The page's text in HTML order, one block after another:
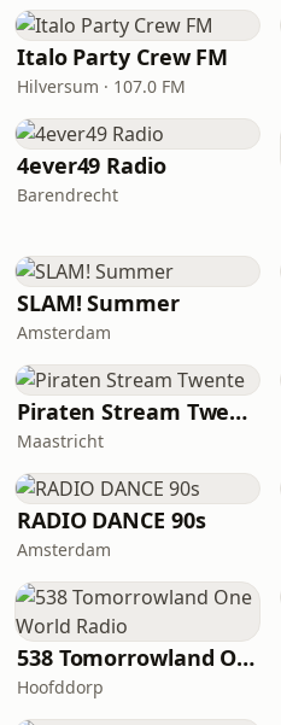
Italo Party Crew FM
Hilversum · 107.0 FM
4ever49 Radio
Barendrecht
SLAM! Summer
Amsterdam
Piraten Stream Twente
Maastricht
RADIO DANCE 90s
Amsterdam
538 Tomorrowland One World Radio
Hoofddorp